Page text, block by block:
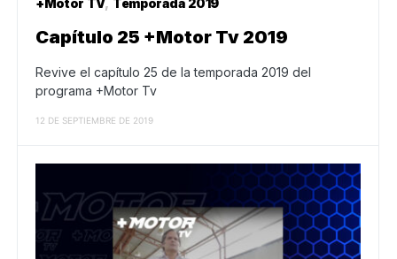
+Motor TV Temporada 2019
Capítulo 25 +Motor Tv 2019
Revive el capítulo 25 de la temporada 2019 del
programa +Motor Tv
12 DE SEPTIEMBRE DE 2019